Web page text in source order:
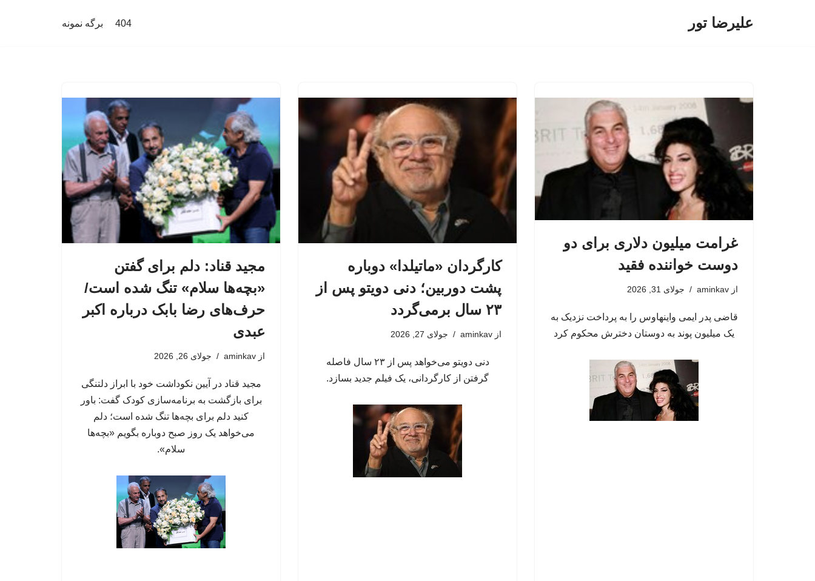
علیرضا تور 404 برگه نمونه
غرامت میلیون دلاری برای دو
دوست خواننده فقید
از aminkav جولای 31, 2026
قاضی پدر ایمی واینهاوس را به پرداخت نزدیک به
یک میلیون پوند به دوستان دخترش محکوم کرد
کارگردان «ماتیلدا» دوباره
پشت دوربین؛ دنی دویتو پس از
۲۳ سال برمی‌گردد
از aminkav جولای 27, 2026
دنی دویتو می‌خواهد پس از ۲۳ سال فاصله
گرفتن از کارگردانی، یک فیلم جدید بسازد.
مجید قناد: دلم برای گفتن
«بچه‌ها سلام» تنگ شده است/
حرف‌های رضا بابک درباره اکبر
عبدی
از aminkav جولای 26, 2026
مجید قناد در آیین نکوداشت خود با ابراز دلتنگی
برای بازگشت به برنامه‌سازی کودک گفت: باور
کنید دلم برای بچه‌ها تنگ شده است؛ دلم
می‌خواهد یک روز صبح دوباره بگویم «بچه‌ها
سلام».